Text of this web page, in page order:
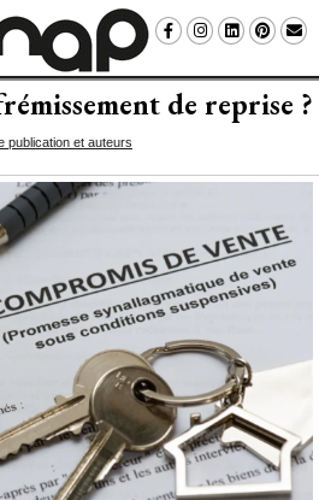
de reprise ?
publication et auteurs